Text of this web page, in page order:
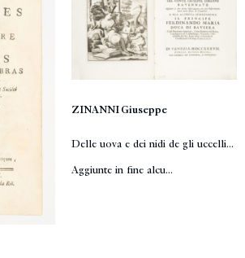
ZINANNI Giuseppe
Delle uova e dei nidi de gli uccelli...
Aggiunte in fine alcu...